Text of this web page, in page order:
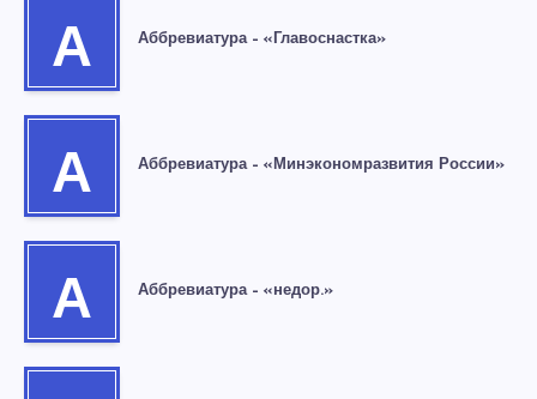
А Аббревиатура – «Главоснастка»
А Аббревиатура – «Минэкономразвития России»
А Аббревиатура – «недор.»